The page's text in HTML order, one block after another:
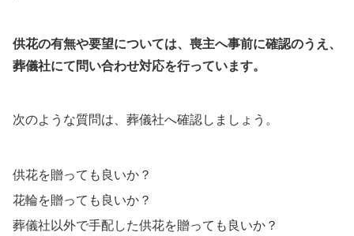
供花の有無や要望については、喪主へ事前に確認のうえ、
葬儀社にて問い合わせ対応を行っています。
次のような質問は、葬儀社へ確認しましょう。
供花を贈っても良いか？
花輪を贈っても良いか？
葬儀社以外で手配した供花を贈っても良いか？